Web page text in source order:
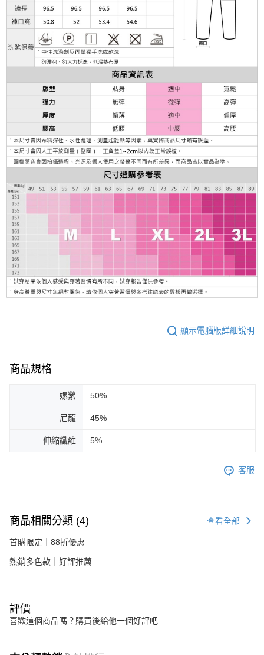
顯示電腦版詳細說明
商品規格
嫘縈 50%
尼龍 45%
伸縮纖維 5%
客服
商品相關分類 (4) 查看全部
首購限定｜88折優惠
熱銷多色款｜好評推薦
評價
喜歡這個商品嗎？購買後給他一個好評吧